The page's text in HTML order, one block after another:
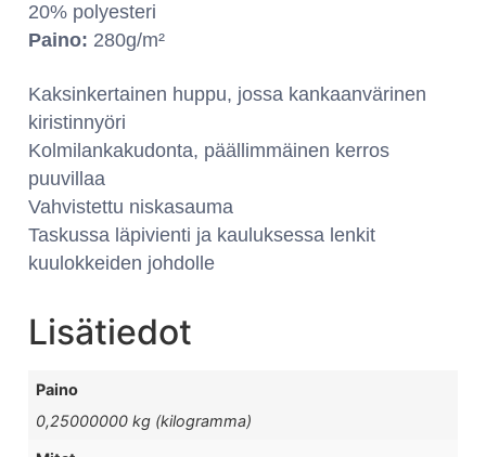
20% polyesteri
Paino: 280g/m²
Kaksinkertainen huppu, jossa kankaanvärinen
kiristinnyöri
Kolmilankakudonta, päällimmäinen kerros
puuvillaa
Vahvistettu niskasauma
Taskussa läpivienti ja kauluksessa lenkit
kuulokkeiden johdolle
Lisätiedot
Paino
0,25000000 kg (kilogramma)